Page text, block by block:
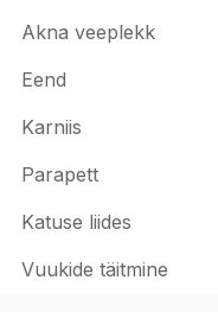
Akna veeplekk
Eend
Karniis
Parapett
Katuse liides
Vuukide täitmine